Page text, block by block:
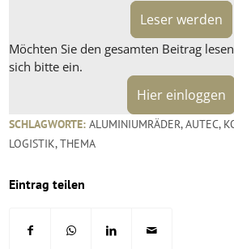
Leser werden
Möchten Sie den gesamten Beitrag
sich bitte ein.
Hier einloggen
SCHLAGWORTE: ALUMINIUMRÄDER,AUTEC,
LOGISTIK,THEMA
Eintrag teilen